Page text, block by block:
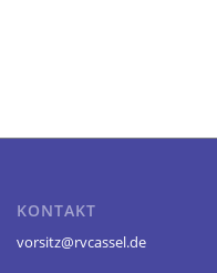
KONTAKT
vorsitz@rvcassel.de